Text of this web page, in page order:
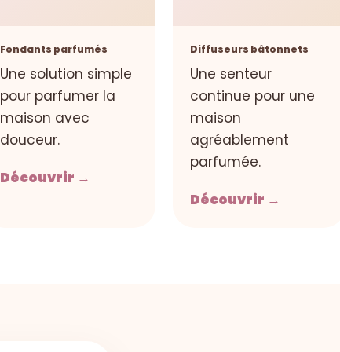
Fondants parfumés
Une solution simple
pour parfumer la
maison avec
douceur.
Découvrir →
Diffuseurs bâtonnets
Une senteur
continue pour une
maison
agréablement
parfumée.
Découvrir →